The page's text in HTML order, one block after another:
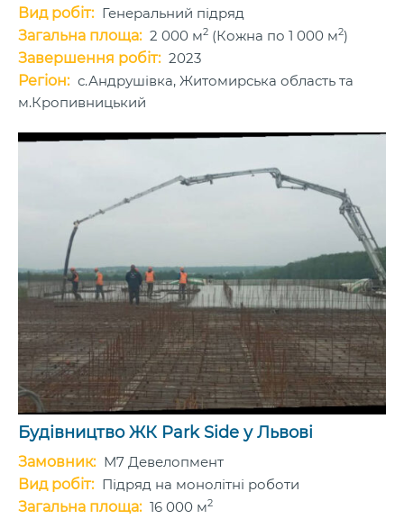
Вид робіт: Генеральний підряд
Загальна площа: 2 000 м2 (Кожна по 1 000 м2)
Завершення робіт: 2023
Регіон: с.Андрушівка, Житомирська область та
м.Кропивницький
Будівництво ЖК Park Side у Львові
Замовник: М7 Девелопмент
Вид робіт: Підряд на монолітні роботи
Загальна площа: 16 000 м2